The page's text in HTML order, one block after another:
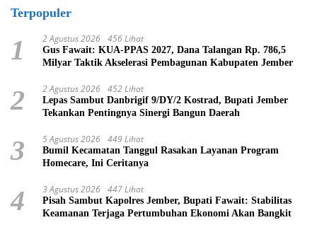
Terpopuler
1 2 Agustus 2026 456 Lihat
Gus Fawait: KUA-PPAS 2027, Dana Talangan Rp. 786,5
Milyar Taktik Akselerasi Pembagunan Kabupaten Jember
2 2 Agustus 2026 452 Lihat
Lepas Sambut Danbrigif 9/DY/2 Kostrad, Bupati Jember
Tekankan Pentingnya Sinergi Bangun Daerah
3 5 Agustus 2026 449 Lihat
Bumil Kecamatan Tanggul Rasakan Layanan Program
Homecare, Ini Ceritanya
4 3 Agustus 2026 447 Lihat
Pisah Sambut Kapolres Jember, Bupati Fawait: Stabilitas
Keamanan Terjaga Pertumbuhan Ekonomi Akan Bangkit